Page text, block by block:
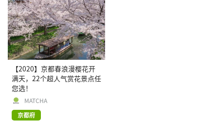
【2020】京都春浪漫樱花开
满天，22个超人气赏花景点任
您选！
MATCHA
京都府